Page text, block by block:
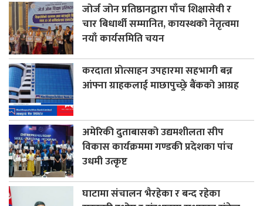
जोर्ज जोन प्रतिष्ठानद्वारा पाँच शिक्षासेवी र
चार बिधार्थी सम्मानित, कायस्थको नेतृत्वमा
नयाँ कार्यसमिति चयन
करदाता प्रोत्साहन उपहारमा सहभागी बन्न
आंफ्ना ग्राहकलाई माछापुच्छ्रे बैंकको आग्रह
अमेरिकी दुताबासको उद्यमशीलता सीप
विकास कार्यक्रममा गण्डकी प्रदेशका पांच
उधमी उत्कृष्ट
घाटामा संचालन भैरहेका र बन्द रहेका